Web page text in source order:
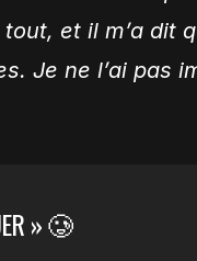
et il m’a dit
Je ne l’ai pas
» 🥲